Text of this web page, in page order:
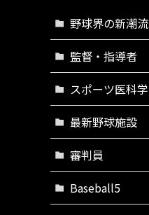
野球界の新潮流
監督・指導者
スポーツ医科学
最新野球施設
審判員
Baseball5